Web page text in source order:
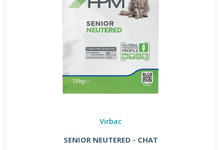
Virbac
SENIOR NEUTERED - CHAT